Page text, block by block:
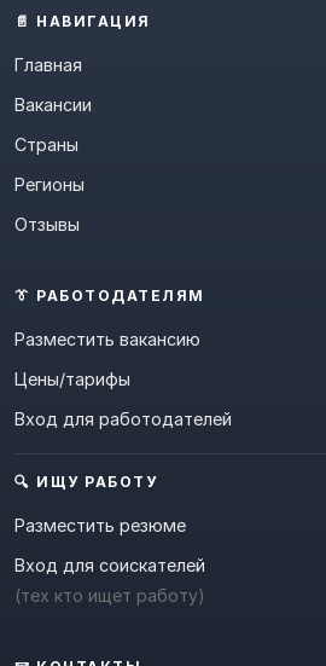
📄 НАВИГАЦИЯ
Главная
Вакансии
Страны
Регионы
Отзывы
👔 РАБОТОДАТЕЛЯМ
Разместить вакансию
Цены/тарифы
Вход для работодателей
🔍 ИЩУ РАБОТУ
Разместить резюме
Вход для соискателей
(тех кто ищет работу)